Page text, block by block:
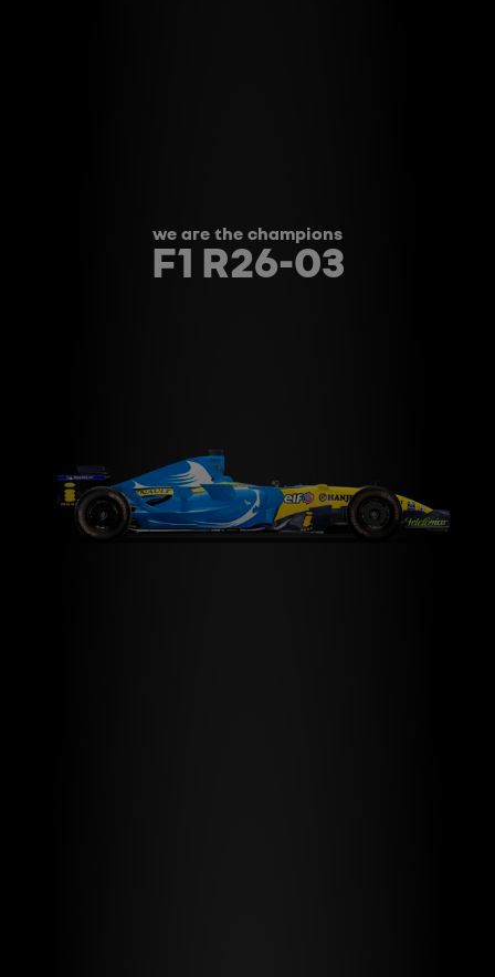
we are the champions
F1 R26-03